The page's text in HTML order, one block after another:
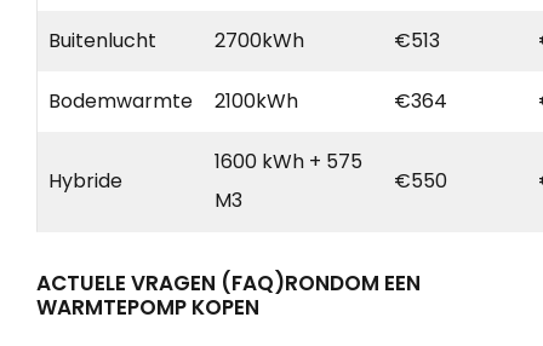
Buitenlucht 2700kWh €513
Bodemwarmte 2100kWh €364
Hybride
1600 kWh + 575
M3
€550
ACTUELE VRAGEN (FAQ)RONDOM EEN
WARMTEPOMP KOPEN